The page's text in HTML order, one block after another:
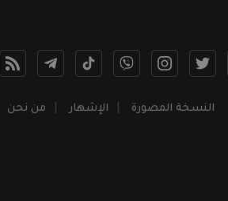
النسخة المصورة الإشهار من نحن